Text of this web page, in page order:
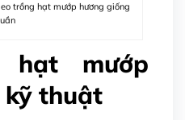
trồng hạt mướp hương giống
hạt mướp
kỹ thuật